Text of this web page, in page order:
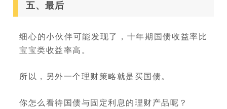
五、最后
细心的小伙伴可能发现了，十年期国债收益率比
宝宝类收益率高。
所以，另外一个理财策略就是买国债。
你怎么看待国债与固定利息的理财产品呢？